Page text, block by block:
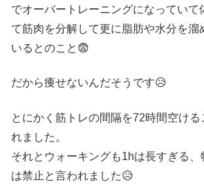
でオーバートレーニングになっていて
て筋肉を分解して更に脂肪や水分を溜
いるとのこと😨
だから痩せないんだそうです😥
とにかく筋トレの間隔を72時間空ける
れました。
それとウォーキングも1hは長すぎる、
は禁止と言われました😥